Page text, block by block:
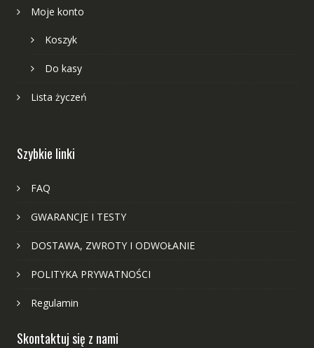
Moje konto
Koszyk
Do kasy
Lista życzeń
Szybkie linki
FAQ
GWARANCJE I TESTY
DOSTAWA, ZWROTY I ODWOŁANIE
POLITYKA PRYWATNOŚCI
Regulamin
Skontaktuj się z nami